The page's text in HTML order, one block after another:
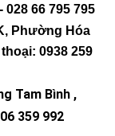
- 028 66 795 795
Phường Hóa
0938 259
Tam Bình ,
359 992